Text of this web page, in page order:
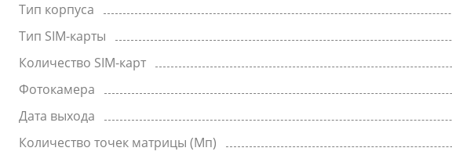
Тип корпуса
Тип SIM-карты
Количество SIM-карт
Фотокамера
Дата выхода
Количество точек матрицы (Мп)